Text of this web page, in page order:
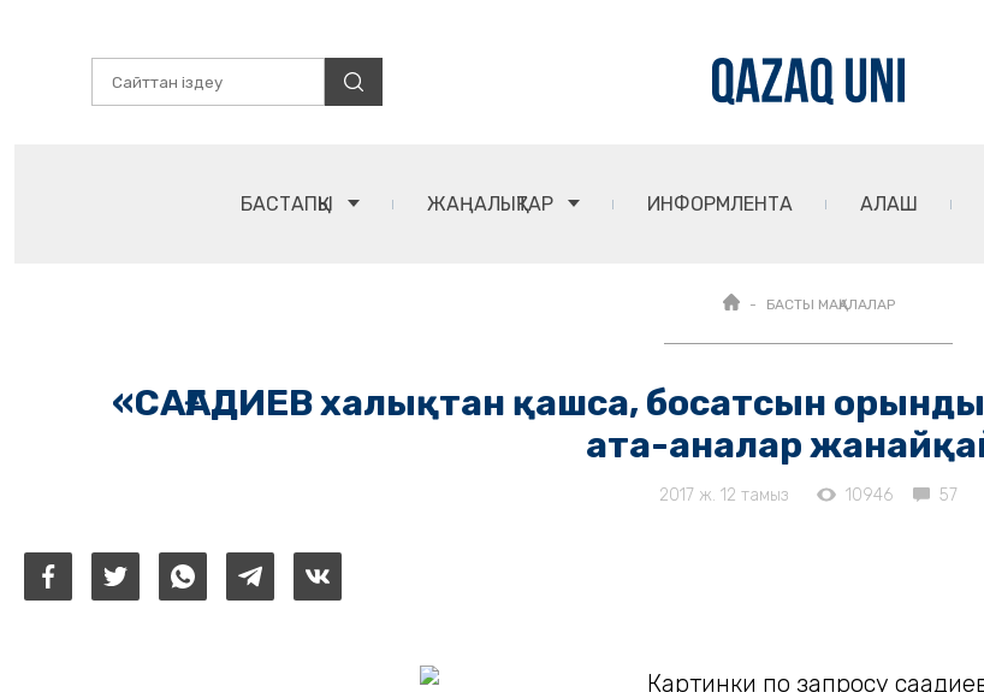
БАСТАПҚЫ ЖАҢАЛЫҚТАР ИНФОРМЛЕНТА АЛАШ
БАСТЫ МАҚАЛАЛАР
«САҒАДИЕВ халықтан қашса, босатсын
ата-аналар
2017 ж. 12 тамыз 10946 57